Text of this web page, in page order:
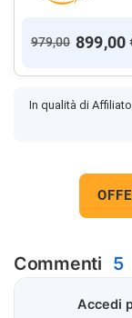
979,00 899,00
In qualità di
Commenti 5
Accedi